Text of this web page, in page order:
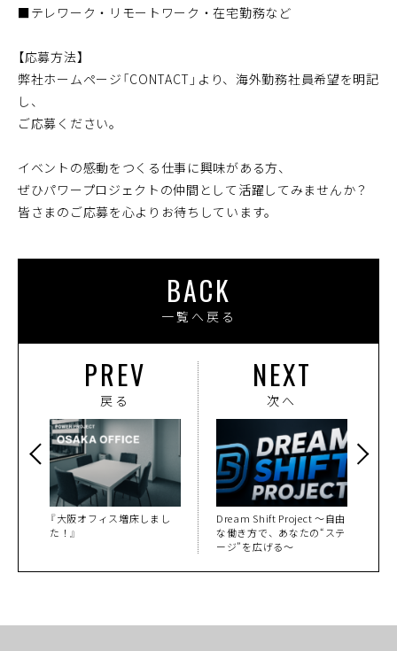
■テレワーク・リモートワーク・在宅勤務など
【応募方法】
弊社ホームページ「CONTACT」より、海外勤務社員希望を明記
し、
ご応募ください。
イベントの感動をつくる仕事に興味がある方、
ぜひパワープロジェクトの仲間として活躍してみませんか？
皆さまのご応募を心よりお待ちしています。
PREV
戻る
『大阪オフィス増床しまし
た！』
BACK
一覧へ戻る
Dream Shift Project 〜自由
な働き方で、あなたの“ステ
ージ”を広げる〜
NEXT
次へ